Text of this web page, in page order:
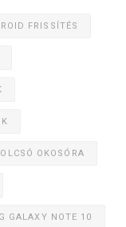
FRISSÍTÉS
OLCSÓ OKOSÓRA
GALAXY NOTE 10